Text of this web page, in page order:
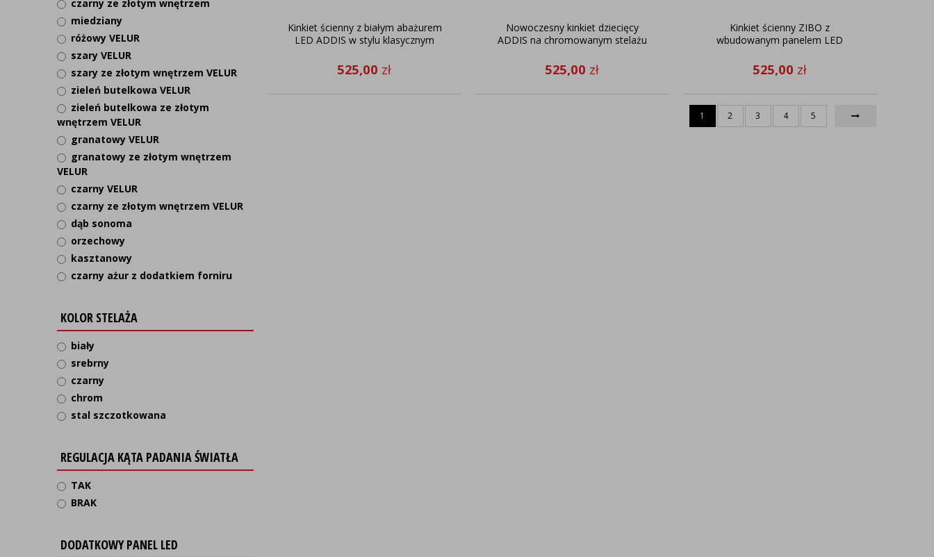
czarny ze złotym wnętrzem
miedziany
różowy VELUR
szary VELUR
szary ze złotym wnętrzem VELUR
zieleń butelkowa VELUR
zieleń butelkowa ze złotym
wnętrzem VELUR
granatowy VELUR
granatowy ze złotym wnętrzem
VELUR
czarny VELUR
czarny ze złotym wnętrzem VELUR
dąb sonoma
orzechowy
kasztanowy
czarny ażur z dodatkiem forniru
KOLOR STELAŻA
biały
srebrny
czarny
chrom
stal szczotkowana
REGULACJA KĄTA PADANIA ŚWIATŁA
TAK
BRAK
DODATKOWY PANEL LED
Kinkiet ścienny z białym abażurem
LED ADDIS w stylu klasycznym
525,00 zł
Nowoczesny kinkiet dziecięcy
ADDIS na chromowanym stelażu
525,00 zł
Kinkiet ścienny ZIBO z
wbudowanym panelem LED
525,00 zł
1 2 3 4 5